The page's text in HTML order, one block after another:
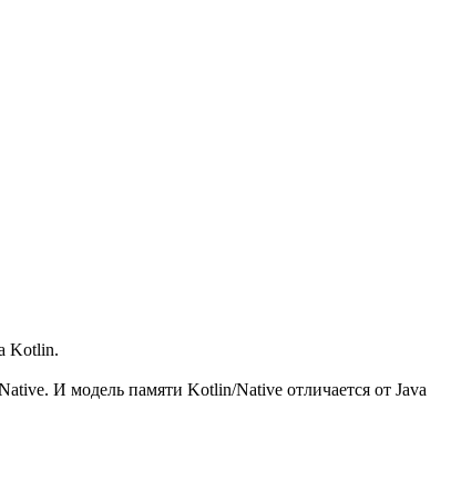
Kotlin.
И модель памяти Kotlin/Native отличается от Java